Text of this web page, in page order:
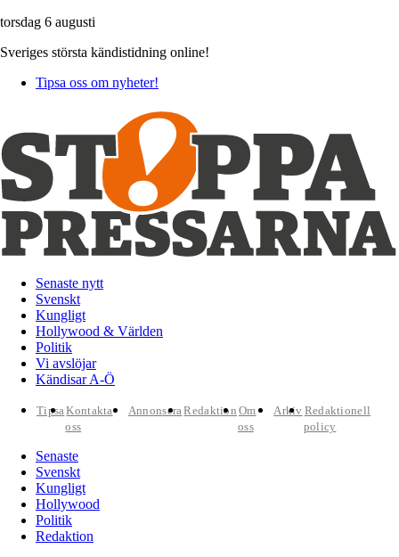
torsdag 6 augusti
Sveriges största kändistidning online!
Tipsa oss om nyheter!
Senaste nytt
Svenskt
Kungligt
Hollywood & Världen
Politik
Vi avslöjar
Kändisar A-Ö
TipsaKontakta
oss
AnnonseraRedaktion Om
oss
Arkiv Redaktionell
policy
Senaste
Svenskt
Kungligt
Hollywood
Politik
Redaktion